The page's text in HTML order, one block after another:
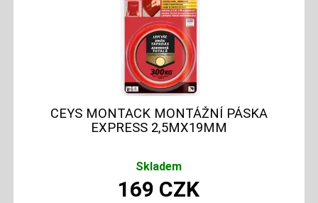
CEYS MONTACK MONTÁŽNÍ PÁSKA
EXPRESS 2,5MX19MM
Skladem
169 CZK